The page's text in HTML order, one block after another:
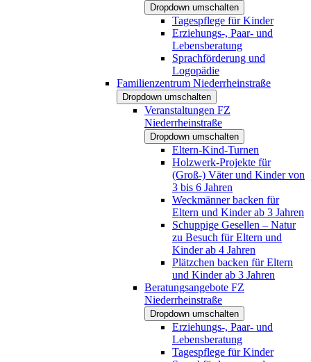
Dropdown umschalten
Tagespflege für Kinder
Erziehungs-, Paar- und
Lebensberatung
Sprachförderung und
Logopädie
Familienzentrum Niederrheinstraße
Dropdown umschalten
Veranstaltungen FZ
Niederrheinstraße
Dropdown umschalten
Eltern-Kind-Turnen
Holzwerk-Projekte für
(Groß-) Väter und Kinder von
3 bis 6 Jahren
Weckmänner backen für
Eltern und Kinder ab 3 Jahren
Schuppige Gesellen – Natur
zu Besuch für Eltern und
Kinder ab 4 Jahren
Plätzchen backen für Eltern
und Kinder ab 3 Jahren
Beratungsangebote FZ
Niederrheinstraße
Dropdown umschalten
Erziehungs-, Paar- und
Lebensberatung
Tagespflege für Kinder